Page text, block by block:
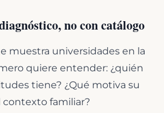
no con catálogo
muestra universidades en la
quiere entender: ¿quién
tiene? ¿Qué motiva su
contexto familiar?